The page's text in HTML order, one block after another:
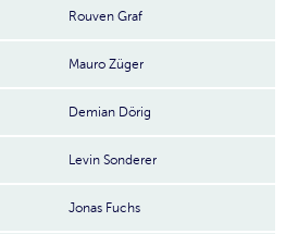
Rouven Graf
Mauro Züger
Demian Dörig
Levin Sonderer
Jonas Fuchs